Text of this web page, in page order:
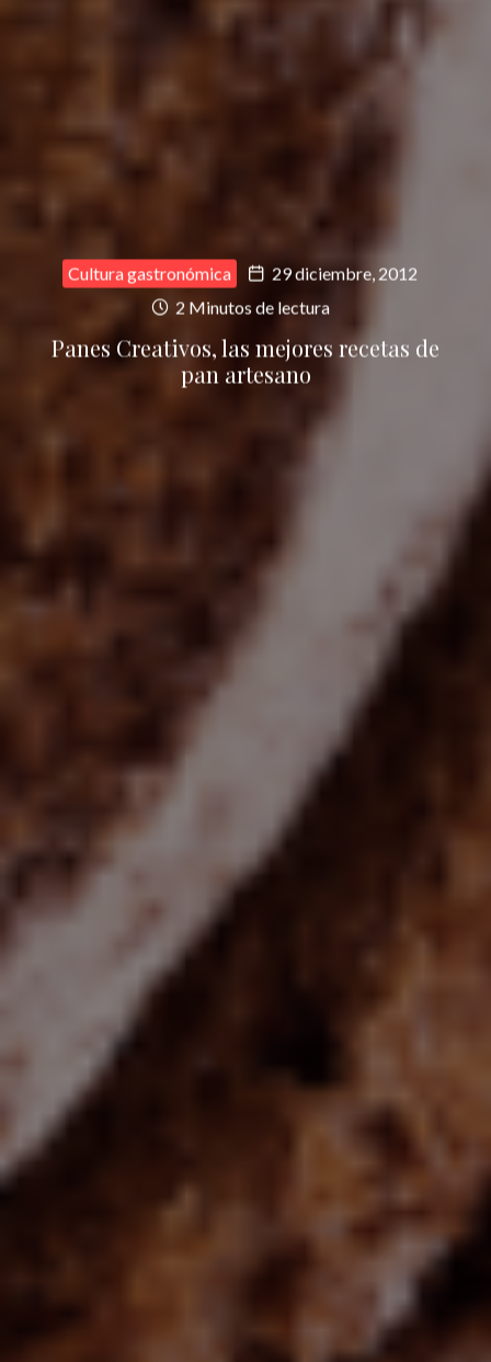
Cultura gastronómica
29 diciembre, 2012
2 Minutos de lectura
Panes Creativos, las mejores recetas de
pan artesano